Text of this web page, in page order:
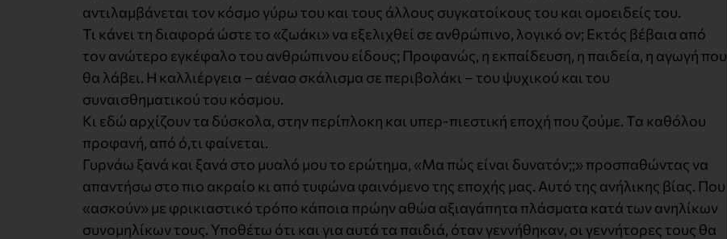
αντιλαμβάνεται τον κόσμο γύρω του και τους άλλους συγκατοίκους του και ομοειδείς του.
Τι κάνει τη διαφορά ώστε το «ζωάκι» να εξελιχθεί σε ανθρώπινο, λογικό ον; Εκτός βέβαια από
τον ανώτερο εγκέφαλο του ανθρώπινου είδους; Προφανώς, η εκπαίδευση, η παιδεία, η αγωγή που
θα λάβει. Η καλλιέργεια – αέναο σκάλισμα σε περιβολάκι – του ψυχικού και του
συναισθηματικού του κόσμου.
Κι εδώ αρχίζουν τα δύσκολα, στην περίπλοκη και υπερ-πιεστική εποχή που ζούμε. Τα καθόλου
προφανή, από ό,τι φαίνεται.
Γυρνάω ξανά και ξανά στο μυαλό μου το ερώτημα, «Μα πώς είναι δυνατόν;;» προσπαθώντας να
απαντήσω στο πιο ακραίο κι από τυφώνα φαινόμενο της εποχής μας. Αυτό της ανήλικης βίας. Που
«ασκούν» με φρικιαστικό τρόπο κάποια πρώην αθώα αξιαγάπητα πλάσματα κατά των ανηλίκων
συνομηλίκων τους. Υποθέτω ότι και για αυτά τα παιδιά, όταν γεννήθηκαν, οι γεννήτορες τους θα